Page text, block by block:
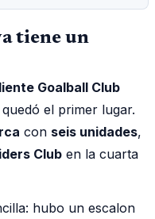
tiene un
Goalball Club
el primer lugar.
con seis unidades,
Club en la cuarta
hubo un escalon